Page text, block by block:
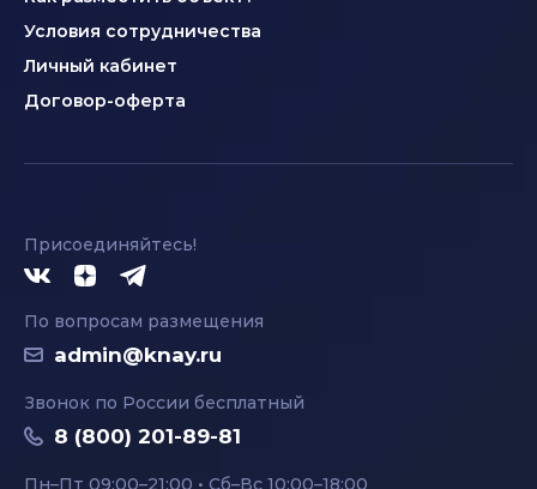
Условия сотрудничества
Личный кабинет
Договор-оферта
Присоединяйтесь!
По вопросам размещения
admin@knay.ru
Звонок по России бесплатный
8 (800) 201-89-81
Пн–Пт 09:00–21:00 • Сб–Вс 10:00–18:00